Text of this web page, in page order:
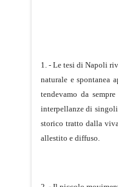
1. - Le tesi di Napoli
naturale e spontanea
tendevamo da
interpellanze di
storico tratto dalla
allestito e diffuso.